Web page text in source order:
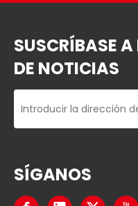
SUSCRÍBASE
DE NOTICIAS
SÍGANOS